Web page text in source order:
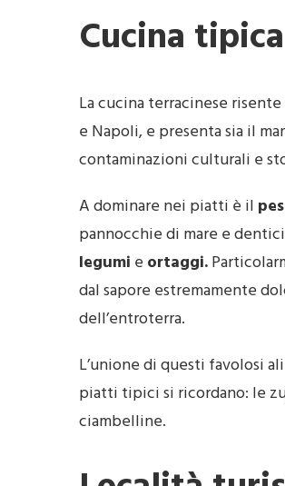
Cucina tipica
La cucina terracinese
e Napoli, e presenta sia il
contaminazioni culturali e
A dominare nei piatti è il
pannocchie di mare e
legumi e ortaggi.
dal sapore estremamente
dell’entroterra.
L’unione di questi favolosi
piatti tipici si ricordano: le
ciambelline.